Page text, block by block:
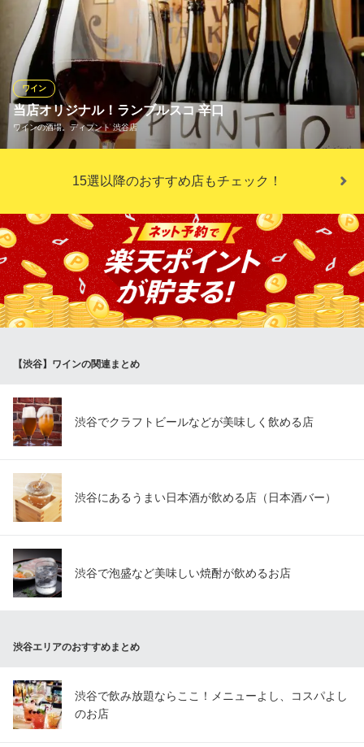
当店に足を踏み入れ、まず驚くのはワインの数。天井まで壁一面
の棚に用意されるワインは圧巻。見るだけで「どんなワインが飲
めるのか」とワクワクさせてくれます。世界各地の銘醸地から厳
選したワインを、常時500種類ご用意。気軽にお楽しみ頂けるよ
う、グラスワインは白・赤・ロゼ合わせて14種類ご準備しており
ます。
神泉 遠藤利三郎商店
京王井の頭線神泉駅 徒歩4分
東京都渋谷区神泉町11-9 ワインアパートメント1F
当店オリジナル！ランブルスコ 辛口
ワインの酒場。ディプント 渋谷店
ワイン
イタリア・エミリア・ロマーニャ地方の弱発泡性赤ワイン。低ア
ルコールで優しい口当たりが特徴。同じ出身地の生ハムと一緒に
とご用意しております。辛口はディプントオリジナル！フレッシ
ュなブドウの甘さとライトな味わいがどんなお料理にもよく合い
ます♪
ワインの酒場。ディプント 渋谷店
ワインの酒場
15選以降のおすすめ店もチェック！
【渋谷】ワインの関連まとめ
渋谷でクラフトビールなどが美味しく飲める店
渋谷にあるうまい日本酒が飲める店（日本酒バー）
渋谷で泡盛など美味しい焼酎が飲めるお店
渋谷エリアのおすすめまとめ
渋谷で飲み放題ならここ！メニューよし、コスパよし
のお店